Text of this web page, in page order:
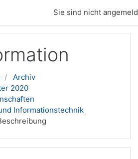
Sie sind nicht
Archiv
2020
Informationstechnik